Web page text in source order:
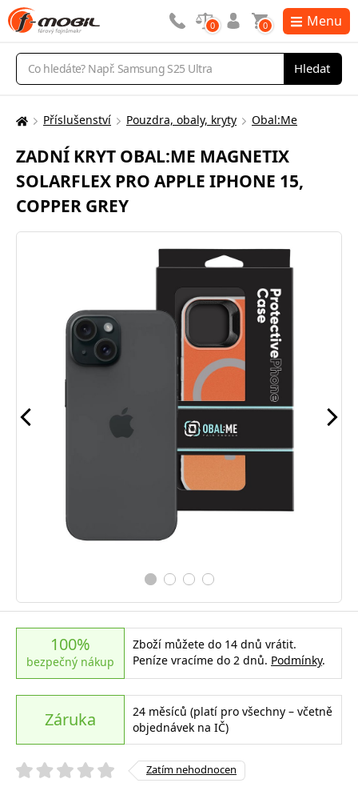
Vyhledávání
Hledat
0 0 Menu
Zde
nacházíte:
Příslušenství Pouzdra, obaly, kryty Obal:Me
ZADNÍ KRYT OBAL:ME MAGNETIX
SOLARFLEX PRO APPLE IPHONE 15,
COPPER GREY
100%
bezpečný nákup
Zboží můžete do 14 dnů vrátit.
Peníze vracíme do 2 dnů. Podmínky.
Záruka
24 měsíců (platí pro všechny – včetně
objednávek na IČ)
Zatím nehodnocen